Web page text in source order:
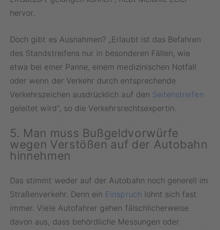
hervor.
Doch gibt es Ausnahmen? „Erlaubt ist das Befahren
des Standstreifens nur in besonderen Fällen, wie
etwa bei einer Panne, einem medizinischen Notfall
oder wenn der Verkehr durch entsprechende
Verkehrszeichen ausdrücklich auf den Seitenstreifen
geleitet wird“, so die Verkehrsrechtsexpertin.
5. Man muss Bußgeldvorwürfe
wegen Verstößen auf der Autobahn
hinnehmen
Das stimmt weder auf der Autobahn noch generell im
Straßenverkehr. Denn ein Einspruch lohnt sich fast
immer. Viele Autofahrer gehen fälschlicherweise
davon aus, dass behördliche Messungen oder